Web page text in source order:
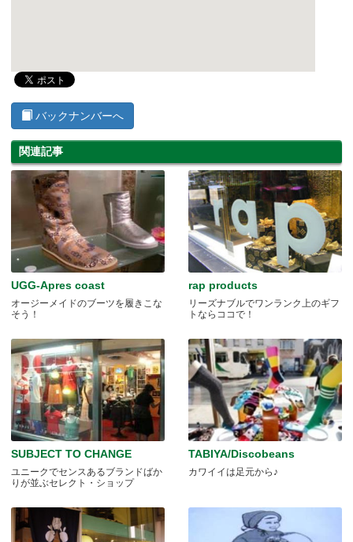
バックナンバーへ
関連記事
UGG-Apres coast
オージーメイドのブーツを履きこな
そう！
rap products
リーズナブルでワンランク上のギフ
トならココで！
SUBJECT TO CHANGE
ユニークでセンスあるブランドばか
りが並ぶセレクト・ショップ
TABIYA/Discobeans
カワイイは足元から♪